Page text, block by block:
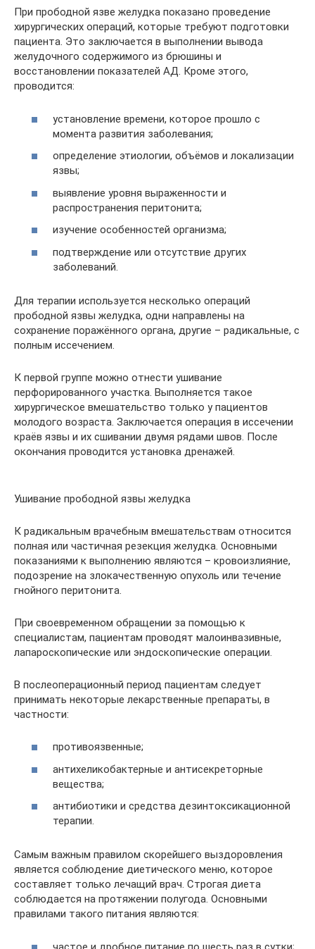
При прободной язве желудка показано проведение
хирургических операций, которые требуют подготовки
пациента. Это заключается в выполнении вывода
желудочного содержимого из брюшины и
восстановлении показателей АД. Кроме этого,
проводится:
установление времени, которое прошло с
момента развития заболевания;
определение этиологии, объёмов и локализации
язвы;
выявление уровня выраженности и
распространения перитонита;
изучение особенностей организма;
подтверждение или отсутствие других
заболеваний.
Для терапии используется несколько операций
прободной язвы желудка, одни направлены на
сохранение поражённого органа, другие – радикальные, с
полным иссечением.
К первой группе можно отнести ушивание
перфорированного участка. Выполняется такое
хирургическое вмешательство только у пациентов
молодого возраста. Заключается операция в иссечении
краёв язвы и их сшивании двумя рядами швов. После
окончания проводится установка дренажей.
Ушивание прободной язвы желудка
К радикальным врачебным вмешательствам относится
полная или частичная резекция желудка. Основными
показаниями к выполнению являются – кровоизлияние,
подозрение на злокачественную опухоль или течение
гнойного перитонита.
При своевременном обращении за помощью к
специалистам, пациентам проводят малоинвазивные,
лапароскопические или эндоскопические операции.
В послеоперационный период пациентам следует
принимать некоторые лекарственные препараты, в
частности:
противоязвенные;
антихеликобактерные и антисекреторные
вещества;
антибиотики и средства дезинтоксикационной
терапии.
Самым важным правилом скорейшего выздоровления
является соблюдение диетического меню, которое
составляет только лечащий врач. Строгая диета
соблюдается на протяжении полугода. Основными
правилами такого питания являются: